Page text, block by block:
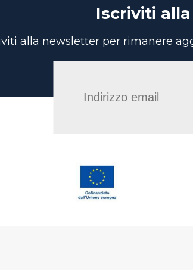
Iscriviti
alla newsletter per rimanere